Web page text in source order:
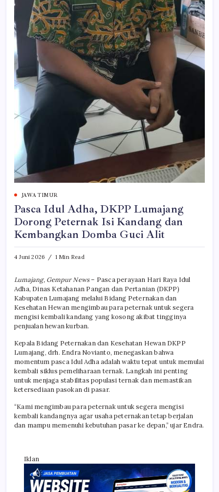
JAWA TIMUR
Pasca Idul Adha, DKPP Lumajang
Dorong Peternak Isi Kandang dan
Kembangkan Domba Guci Alit
4 Juni 2026 1 Min Read
Lumajang, Gempur News– Pasca perayaan Hari Raya Idul
Adha, Dinas Ketahanan Pangan dan Pertanian (DKPP)
Kabupaten Lumajang melalui Bidang Peternakan dan
Kesehatan Hewan mengimbau para peternak untuk segera
mengisi kembali kandang yang kosong akibat tingginya
penjualan hewan kurban.
Kepala Bidang Peternakan dan Kesehatan Hewan DKPP
Lumajang, drh. Endra Novianto, menegaskan bahwa
momentum pasca Idul Adha adalah waktu tepat untuk memulai
kembali siklus pemeliharaan ternak. Langkah ini penting
untuk menjaga stabilitas populasi ternak dan memastikan
ketersediaan pasokan di pasar.
“Kami mengimbau para peternak untuk segera mengisi
kembali kandangnya agar usaha peternakan tetap berjalan
dan mampu memenuhi kebutuhan pasar ke depan,” ujar Endra.
Iklan